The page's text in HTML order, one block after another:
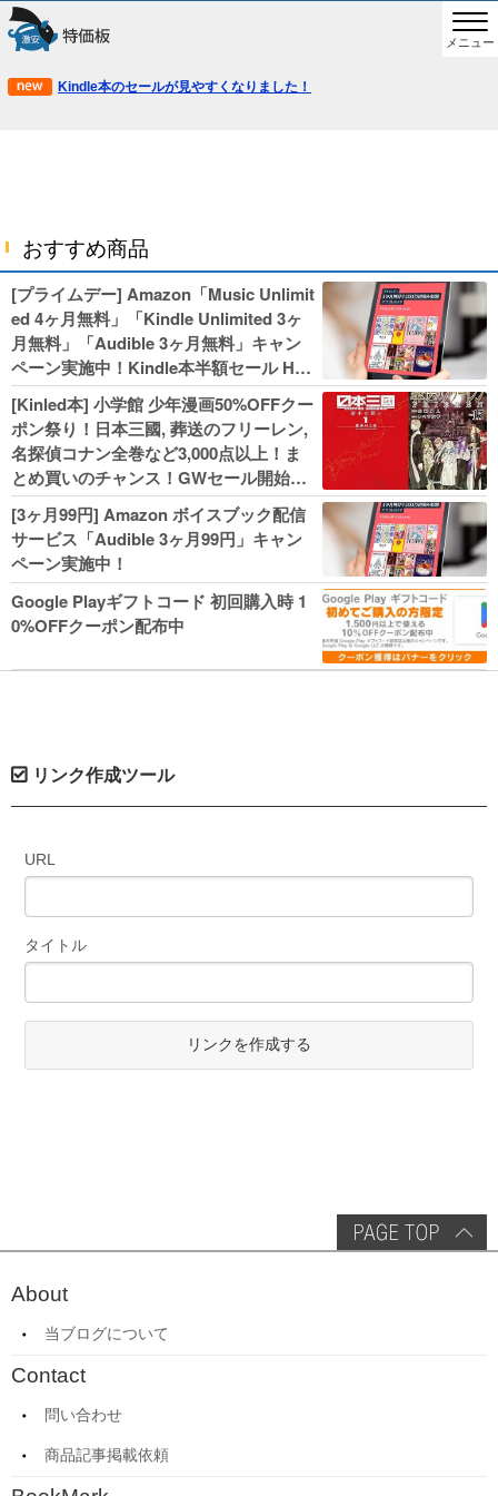
メニュー
Kindle本のセールが見やすくなりました！
おすすめ商品
[プライムデー] Amazon「Music Unlimit
ed 4ヶ月無料」「Kindle Unlimited 3ヶ
月無料」「Audible 3ヶ月無料」キャン
ペーン実施中！Kindle本半額セール HU
NTER×HUNTERなど集英社、無職転生,
幼女戦記などKADOKAWA、キャプテン
翼100円セールも！
[Kinled本] 小学館 少年漫画50%OFFクー
ポン祭り！日本三國, 葬送のフリーレン,
名探偵コナン全巻など3,000点以上！ま
とめ買いのチャンス！GWセール開始！
人気コミック多数 カドカワ祭やIT関連本
がセールに！
[3ヶ月99円] Amazon ボイスブック配信
サービス「Audible 3ヶ月99円」キャン
ペーン実施中！
Google Playギフトコード 初回購入時 1
0%OFFクーポン配布中
リンク作成ツール
URL
タイトル
リンクを作成する
About
当ブログについて
Contact
問い合わせ
商品記事掲載依頼